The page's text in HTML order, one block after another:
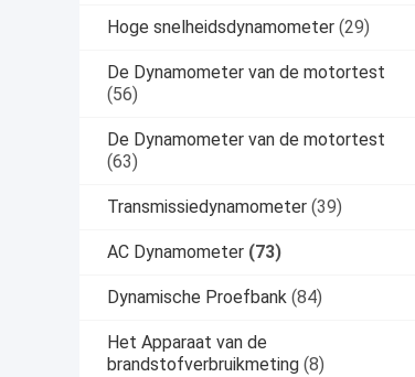
Hoge snelheidsdynamometer (29)
De Dynamometer van de motortest
(56)
De Dynamometer van de motortest
(63)
Transmissiedynamometer (39)
AC Dynamometer (73)
Dynamische Proefbank (84)
Het Apparaat van de
brandstofverbruikmeting (8)